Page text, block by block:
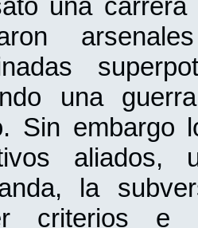
una carrera
una
Sin
aliados,
la
criterios e